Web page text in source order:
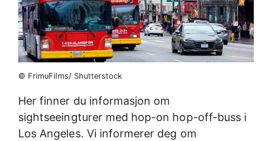
© FrimuFilms/ Shutterstock
Her finner du informasjon om
sightseeingturer med hop-on hop-off-buss i
Los Angeles. Vi informerer deg om